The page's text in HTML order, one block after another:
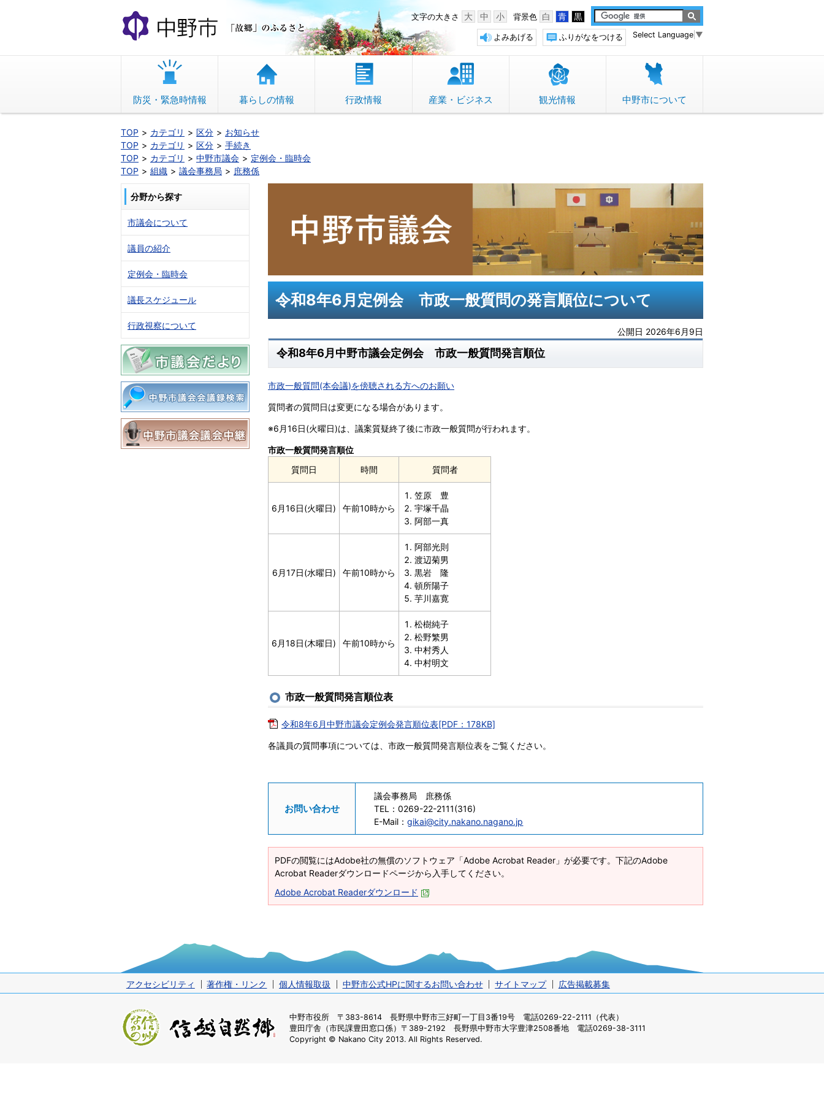
文
へ
動
中野市 「故郷」のふるさと 背景色 白 青 黒
文字の大きさ 大 中 小
Select Language ▼
ふりがなをつける
よみあげる
防災・緊急時情報 暮らしの情報 行政情報 産業・ビジネス 観光情報 中野市について
TOP カテゴリ 区分
お知らせ
TOP
カテゴリ 区分
手続き
TOP
カテゴリ 中野市議会
定例会・臨時会
TOP
組織 議会事務局 庶務係
令和8年6月定例会 市政一般質問の発言順位について
公開日 2026年6月9日
令和8年6月中野市議会定例会 市政一般質問発言順位
市政一般質問(本会議)を傍聴される方へのお願い
質問者の質問日は変更になる場合があります。
※6月16日(火曜日)は、議案質疑終了後に市政一般質問が行われます。
質問日 時間 質問者
市政一般質問発言順位
6月16日(火曜日) 午前10時から
笠原 豊
宇塚千晶
阿部一真
6月17日(水曜日) 午前10時から
阿部光則
渡辺菊男
黒岩 隆
頓所陽子
芋川嘉寛
6月18日(木曜日) 午前10時から
松樹純子
松野繁男
中村秀人
中村明文
市政一般質問発言順位表
令和8年6月中野市議会定例会発言順位表[PDF：178KB]
各議員の質問事項については、市政一般質問発言順位表をご覧ください。
お問い合わせ
議会事務局 庶務係
TEL：0269-22-2111(316)
E-Mail：gikai@city.nakano.nagano.jp
PDFの閲覧にはAdobe社の無償のソフトウェア「Adobe Acrobat Reader」が必要です。下記のAdobe
Acrobat Readerダウンロードページから入手してください。
Adobe Acrobat Readerダウンロード
分野から探す
市議会について
議員の紹介
定例会・臨時会
議長スケジュール
行政視察について
アクセシビリティ 著作権・リンク 個人情報取扱 中野市公式HPに関するお問い合わせ サイトマップ 広告掲載募集
中野市役所 〒383-8614 長野県中野市三好町一丁目3番19号 電話0269-22-2111（代表）
豊田庁舎（市民課豊田窓口係） 〒389-2192 長野県中野市大字豊津2508番地 電話0269-38-3111
Copyright © Nakano City 2013. All Rights Reserved.